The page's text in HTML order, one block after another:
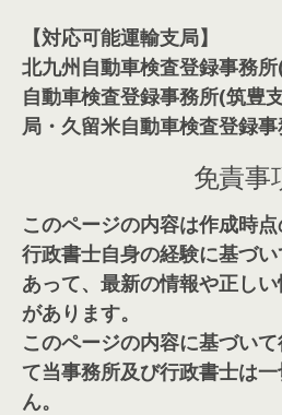
【対応可能運輸支局】
北九州自動車検査登録事務
自動車検査登録事務所(筑豊
局・久留米自動車検査登録
免責事
このページの内容は作成時
行政書士自身の経験に基づ
あって、最新の情報や正し
があります。
このページの内容に基づい
て当事務所及び行政書士は
ん。